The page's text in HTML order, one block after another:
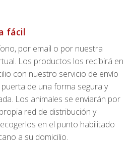
fácil
por email o por nuestra
Los productos los recibirá en
con nuestro servicio de envío
de una forma segura y
Los animales se enviarán por
red de distribución y
en el punto habilitado
a su domicilio.